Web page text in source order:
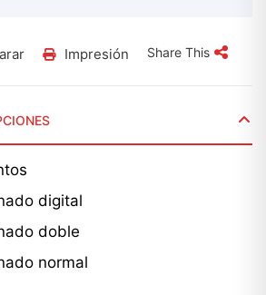
Impresión Share This
digital
doble
normal